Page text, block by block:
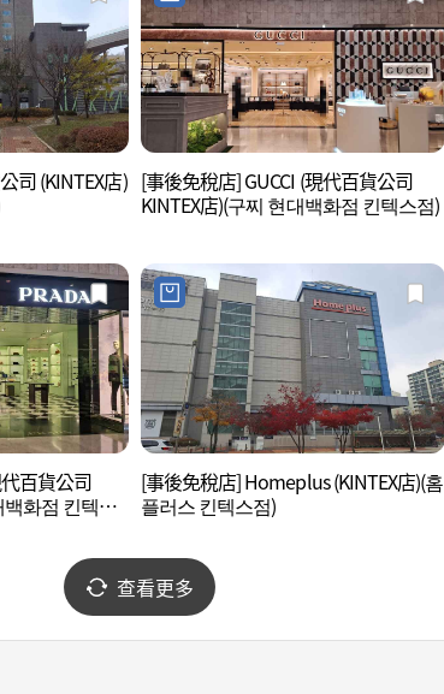
司 (KINTEX店) [事後免稅店] GUCCI (現代百貨公司
KINTEX店)(구찌 현대백화점 킨텍스점)
百貨公司
백화점 킨텍스
[事後免稅店] Homeplus (KINTEX店)(홈
플러스 킨텍스점)
查看更多